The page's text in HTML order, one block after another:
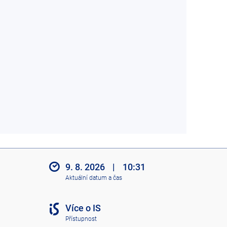
9. 8. 2026 | 10:31
Aktuální datum a čas
Více o IS
Přístupnost